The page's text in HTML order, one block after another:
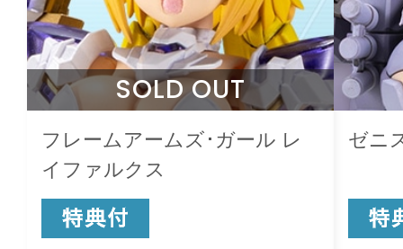
SOLD OUT
フレームアームズ･ガール レ
イファルクス
ゼニ